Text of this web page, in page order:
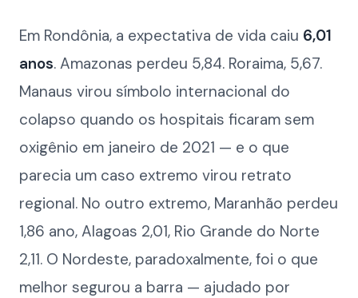
Em Rondônia, a expectativa de vida caiu 6,01
anos. Amazonas perdeu 5,84. Roraima, 5,67.
Manaus virou símbolo internacional do
colapso quando os hospitais ficaram sem
oxigênio em janeiro de 2021 — e o que
parecia um caso extremo virou retrato
regional. No outro extremo, Maranhão perdeu
1,86 ano, Alagoas 2,01, Rio Grande do Norte
2,11. O Nordeste, paradoxalmente, foi o que
melhor segurou a barra — ajudado por